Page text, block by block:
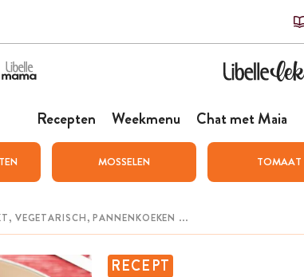
Recepten Weekmenu Chat met Maia
MOSSELEN TOMAAT
RECEPT